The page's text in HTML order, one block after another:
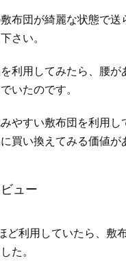
布団が綺麗な状態で送
さい。
利用してみたら、腰が
いたのです。
やすい敷布団を利用
買い換えてみる価値が
ュー
ど利用していたら、敷
た。